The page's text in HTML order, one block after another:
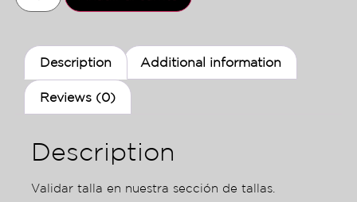
Description Additional information
Reviews (0)
Description
Validar talla en nuestra sección de tallas.